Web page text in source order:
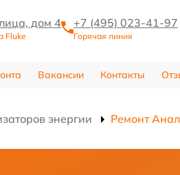
дом 4
Fluke
+7 (495) 023-41-97
Горячая линия
Вакансии Контакты
энергии Ремонт